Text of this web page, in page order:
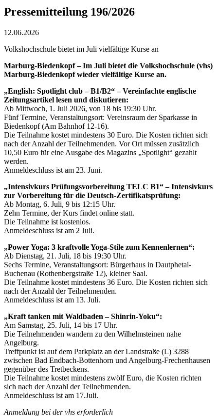
Pressemitteilung 196/2026
12.06.2026
Volkshochschule bietet im Juli vielfältige Kurse an
Marburg-Biedenkopf – Im Juli bietet die Volkshochschule (vhs)
Marburg-Biedenkopf wieder vielfältige Kurse an.
„English: Spotlight club – B1/B2“ – Vereinfachte englische
Zeitungsartikel lesen und diskutieren:
Ab Mittwoch, 1. Juli 2026, von 18 bis 19:30 Uhr.
Fünf Termine, Veranstaltungsort: Vereinsraum der Sparkasse in
Biedenkopf (Am Bahnhof 12-16).
Die Teilnahme kostet mindestens 30 Euro. Die Kosten richten sich
nach der Anzahl der Teilnehmenden. Vor Ort müssen zusätzlich
10,50 Euro für eine Ausgabe des Magazins „Spotlight“ gezahlt
werden.
Anmeldeschluss ist am 23. Juni.
„Intensivkurs Prüfungsvorbereitung TELC B1“ – Intensivkurs
zur Vorbereitung für die Deutsch-Zertifikatsprüfung:
Ab Montag, 6. Juli, 9 bis 12:15 Uhr.
Zehn Termine, der Kurs findet online statt.
Die Teilnahme ist kostenlos.
Anmeldeschluss ist am 2 Juli.
„Power Yoga: 3 kraftvolle Yoga-Stile zum Kennenlernen“:
Ab Dienstag, 21. Juli, 18 bis 19:30 Uhr.
Sechs Termine, Veranstaltungsort: Bürgerhaus in Dautphetal-
Buchenau (Rothenbergstraße 12), kleiner Saal.
Die Teilnahme kostet mindestens 36 Euro. Die Kosten richten sich
nach der Anzahl der Teilnehmenden.
Anmeldeschluss ist am 13. Juli.
„Kraft tanken mit Waldbaden – Shinrin-Yoku“:
Am Samstag, 25. Juli, 14 bis 17 Uhr.
Die Teilnehmenden wandern zu den Wilhelmsteinen nahe
Angelburg.
Treffpunkt ist auf dem Parkplatz an der Landstraße (L) 3288
zwischen Bad Endbach-Bottenhorn und Angelburg-Frechenhausen
gegenüber des Tretbeckens.
Die Teilnahme kostet mindestens zwölf Euro, die Kosten richten
sich nach der Anzahl der Teilnehmenden.
Anmeldeschluss ist am 17.Juli.
Anmeldung bei der vhs erforderlich